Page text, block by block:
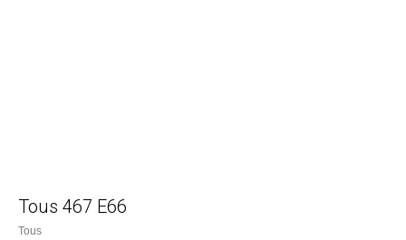
Tous 467 E66
Tous